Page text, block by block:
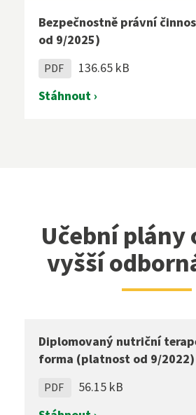
Bezpečnostně právní
od 9/2025)
PDF
136.65 kB
Stáhnout ›
Učební plány
vyšší
Diplomovaný nutriční
forma (platnost od 9/2022)
PDF
56.15 kB